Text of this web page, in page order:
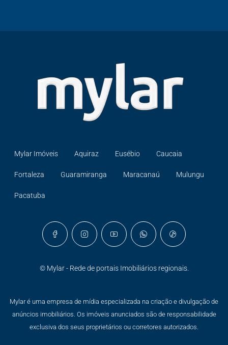
Mylar Imóveis Aquiraz Eusébio Caucaia
Fortaleza Guaramiranga Maracanaú Mulungu
Pacatuba
© Mylar - Rede de portais Imobiliários regionais.
Mylar é uma empresa de mídia especializada na criação e divulgação de
anúncios imobiliários. Os imóveis anunciados são de responsabilidade
exclusiva dos seus proprietários ou corretores autorizados.